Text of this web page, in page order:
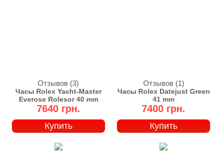
Отзывов (3)
Часы Rolex Yacht-Master
Everose Rolesor 40 mm
7640 грн.
Купить
Отзывов (1)
Часы Rolex Datejust Green
41 mm
7400 грн.
Купить